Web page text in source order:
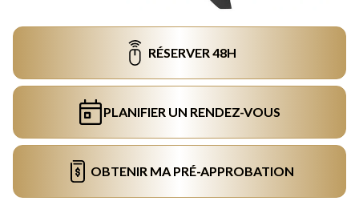
RÉSERVER 48H
PLANIFIER UN RENDEZ-VOUS
OBTENIR MA PRÉ-APPROBATION